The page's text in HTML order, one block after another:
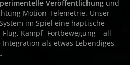
Veröffentlichung und
Motion-Telemetrie. Unser
im Spiel eine haptische
Kampf, Fortbewegung – all
als etwas Lebendiges,